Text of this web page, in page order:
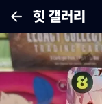
힛 갤러리